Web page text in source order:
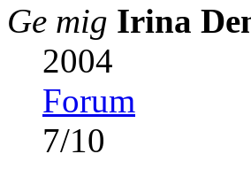
Ge mig Irina
2004
Forum
7/10